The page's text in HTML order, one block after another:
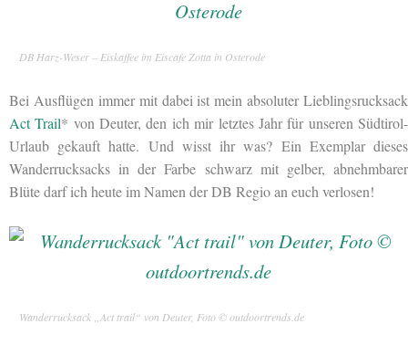
DB Harz-Weser – Eiskaffee im Eiscafe Zotta in Osterode
Bei Ausflügen immer mit dabei ist mein absoluter Lieblingsrucksack
Act Trail* von Deuter, den ich mir letztes Jahr für unseren Südtirol-
Urlaub gekauft hatte. Und wisst ihr was? Ein Exemplar dieses
Wanderrucksacks in der Farbe schwarz mit gelber, abnehmbarer
Blüte darf ich heute im Namen der DB Regio an euch verlosen!
Wanderrucksack „Act trail“ von Deuter, Foto © outdoortrends.de